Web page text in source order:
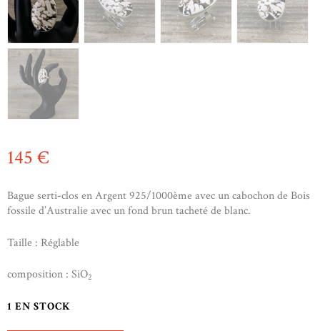
145 €
Bague serti-clos en Argent 925/1000ème avec un cabochon de Bois
fossile d’Australie avec un fond brun tacheté de blanc.
Taille : Réglable
composition : SiO2
1 EN STOCK